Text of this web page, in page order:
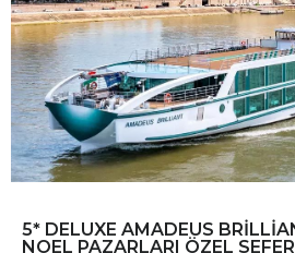
5* DELUXE AMADEUS
NOEL PAZARLARI ÖZEL